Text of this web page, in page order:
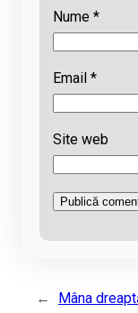
Nume *
Email *
Site web
← Mâna